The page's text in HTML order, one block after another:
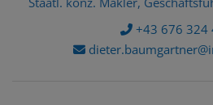
+43 676 324